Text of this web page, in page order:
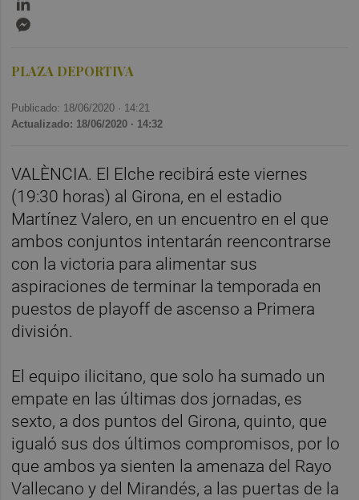
PLAZA DEPORTIVA
Publicado: 18/06/2020 · 14:21
Actualizado: 18/06/2020 · 14:32
VALÈNCIA. El Elche recibirá este viernes
(19:30 horas) al Girona, en el estadio
Martínez Valero, en un encuentro en el que
ambos conjuntos intentarán reencontrarse
con la victoria para alimentar sus
aspiraciones de terminar la temporada en
puestos de playoff de ascenso a Primera
división.
El equipo ilicitano, que solo ha sumado un
empate en las últimas dos jornadas, es
sexto, a dos puntos del Girona, quinto, que
igualó sus dos últimos compromisos, por lo
que ambos ya sienten la amenaza del Rayo
Vallecano y del Mirandés, a las puertas de la